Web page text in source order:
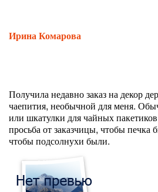
Ирина Комарова
Получила недавно заказ на декор
чаепития, необычной для меня.
или шкатулки для чайных
просьба от заказчицы, чтобы печка
чтобы подсолнухи были.